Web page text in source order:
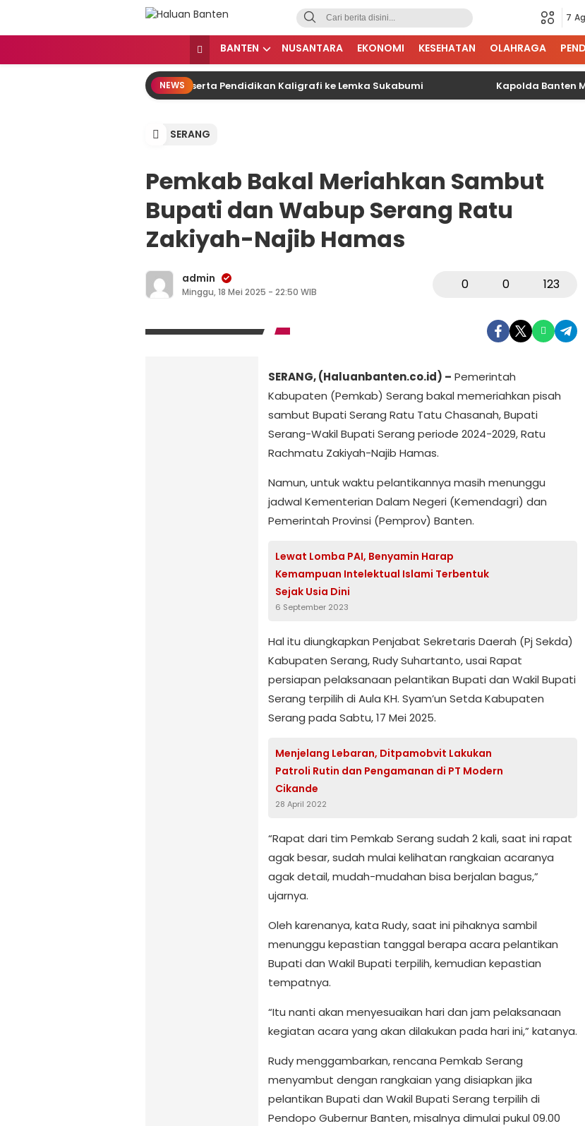
konten
Haluan Banten
Aspirasi Warga Banten
7
BANTEN NUSANTARA EKONOMI KESEHATAN OLAHRAGA
NEWS
Ratu Zakiyah Lepas 20 Peserta Pendidikan Kaligrafi ke Lemka Sukabumi Kapolda Banten
SERANG
Pemkab Bakal Meriahkan Sambut
Bupati dan Wabup Serang Ratu
Zakiyah-Najib Hamas
admin
Minggu, 18 Mei 2025 - 22:50 WIB 0 0 123
SERANG, (Haluanbanten.co.id) – Pemerintah
Kabupaten (Pemkab) Serang bakal memeriahkan pisah
sambut Bupati Serang Ratu Tatu Chasanah, Bupati
Serang-Wakil Bupati Serang periode 2024-2029, Ratu
Rachmatu Zakiyah-Najib Hamas.
Namun, untuk waktu pelantikannya masih menunggu
jadwal Kementerian Dalam Negeri (Kemendagri) dan
Pemerintah Provinsi (Pemprov) Banten.
Lewat Lomba PAI, Benyamin Harap
Kemampuan Intelektual Islami Terbentuk
Sejak Usia Dini
6 September 2023
Hal itu diungkapkan Penjabat Sekretaris Daerah (Pj Sekda)
Kabupaten Serang, Rudy Suhartanto, usai Rapat
persiapan pelaksanaan pelantikan Bupati dan Wakil Bupati
Serang terpilih di Aula KH. Syam’un Setda Kabupaten
Serang pada Sabtu, 17 Mei 2025.
Menjelang Lebaran, Ditpamobvit Lakukan
Patroli Rutin dan Pengamanan di PT Modern
Cikande
28 April 2022
“Rapat dari tim Pemkab Serang sudah 2 kali, saat ini rapat
agak besar, sudah mulai kelihatan rangkaian acaranya
agak detail, mudah-mudahan bisa berjalan bagus,”
ujarnya.
Oleh karenanya, kata Rudy, saat ini pihaknya sambil
menunggu kepastian tanggal berapa acara pelantikan
Bupati dan Wakil Bupati terpilih, kemudian kepastian
tempatnya.
“Itu nanti akan menyesuaikan hari dan jam pelaksanaan
kegiatan acara yang akan dilakukan pada hari ini,” katanya.
Rudy menggambarkan, rencana Pemkab Serang
menyambut dengan rangkaian yang disiapkan jika
pelantikan Bupati dan Wakil Bupati Serang terpilih di
Pendopo Gubernur Banten, misalnya dimulai pukul 09.00